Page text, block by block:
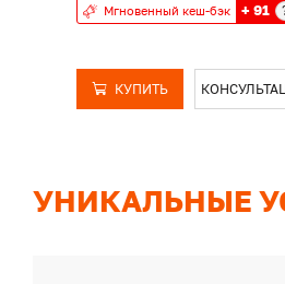
Мгновенный кеш-бэк + 91
КУПИТЬ
УНИКАЛЬНЫЕ